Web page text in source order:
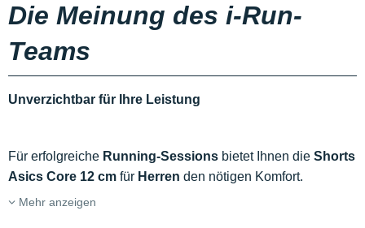
Die Meinung des i-Run-
Teams
Unverzichtbar für Ihre Leistung
Für erfolgreiche Running-Sessions bietet Ihnen die Shorts
Asics Core 12 cm für Herren den nötigen Komfort.
Mehr anzeigen